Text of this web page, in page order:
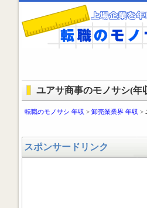
ユアサ商事のモノサシ(年
転職のモノサシ 年収 > 卸売業業界 年収 >
スポンサードリンク